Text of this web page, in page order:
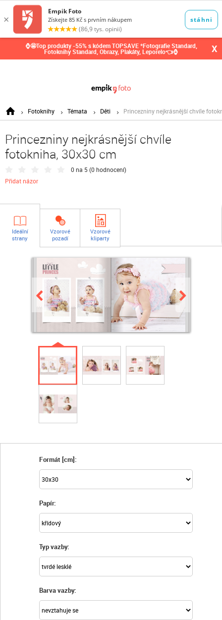
⌚🤩Top produkty -55% s kódem TOPSAVE *Fotografie Standard,
Fotoknihy Standard, Obrazy, Plakáty, Leporelo👈⌚ X
Fotoknihy Témata Děti Princezniny nejkrásnější chvíle
Princezniny nejkrásnější chvíle
fotokniha, 30x30 cm
0 na 5 (0 hodnocení)
Přidat názor
Ideální
strany
Vzorové
pozadí
Vzorové
kliparty
Formát [cm]:
Papír:
Typ vazby:
Barva vazby: